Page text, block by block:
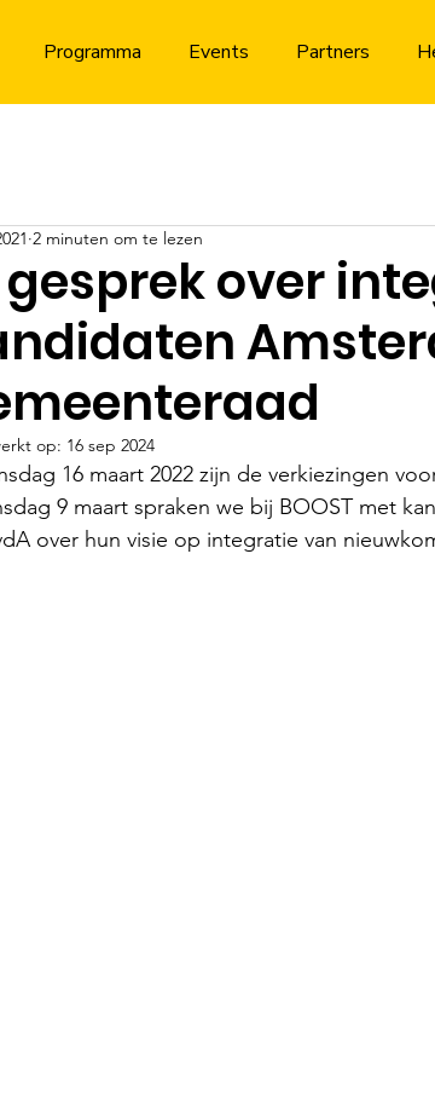
Programma Events Partners
gesprek over
2 minuten om te lezen
op: 16 sep 2024
16 maart 2022 zijn de verkiezingen
9 maart spraken we bij BOOST met
over hun visie op integratie van